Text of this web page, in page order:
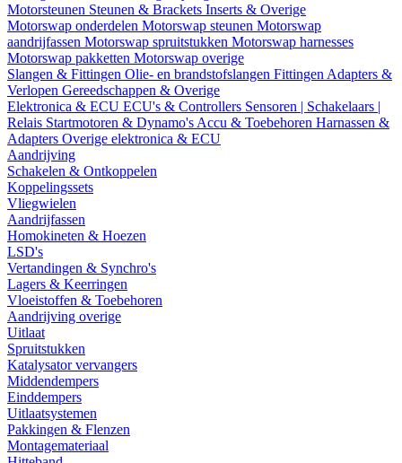
Motorsteunen Steunen & Brackets Inserts & Overige
Motorswap onderdelen Motorswap steunen Motorswap
aandrijfassen Motorswap spruitstukken Motorswap harnesses
Motorswap pakketten Motorswap overige
Slangen & Fittingen Olie- en brandstofslangen Fittingen Adapters &
Verlopen Gereedschappen & Overige
Elektronica & ECU ECU's & Controllers Sensoren | Schakelaars |
Relais Startmotoren & Dynamo's Accu & Toebehoren Harnassen &
Adapters Overige elektronica & ECU
Aandrijving
Schakelen & Ontkoppelen
Koppelingssets
Vliegwielen
Aandrijfassen
Homokineten & Hoezen
LSD's
Vertandingen & Synchro's
Lagers & Keerringen
Vloeistoffen & Toebehoren
Aandrijving overige
Uitlaat
Spruitstukken
Katalysator vervangers
Middendempers
Einddempers
Uitlaatsystemen
Pakkingen & Flenzen
Montagemateriaal